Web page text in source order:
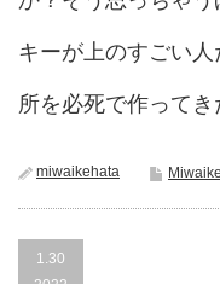
キーが上のすごい
所を必死で作ってき
miwaikehata
1.30